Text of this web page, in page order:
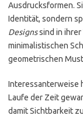
Ausdrucksformen.
Identität, sondern
Designssind in ihrer
minimalistischen
geometrischen
Interessanterweise
Laufe der Zeit
damit Sichtbarkeit